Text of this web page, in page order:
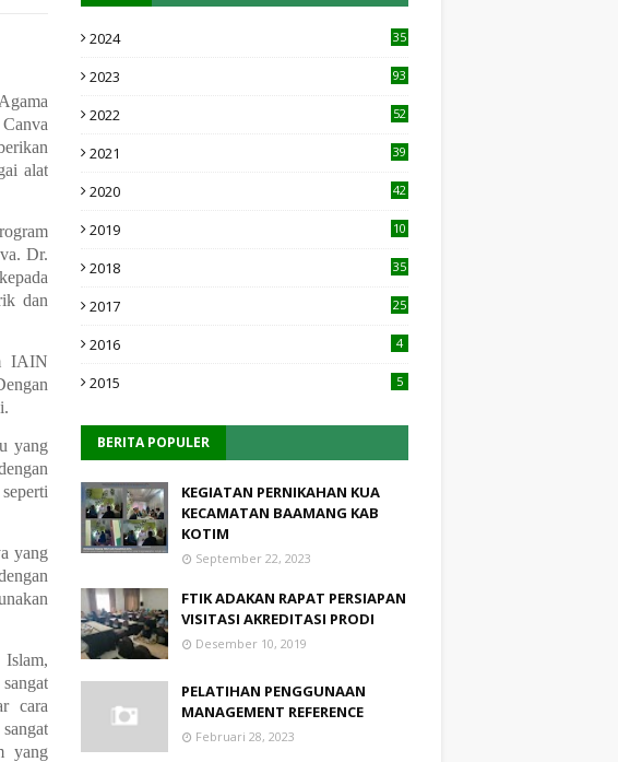
alat
Dr.
dan
IAIN
yang
yang
cara
yang
2024 35
2023 93
2022 52
2021 39
2020 42
2019
10
2018 35
2017 25
2016 4
2015 5
BERITA POPULER
KEGIATAN PERNIKAHAN KUA
KECAMATAN BAAMANG KAB
KOTIM
September 22, 2023
FTIK ADAKAN RAPAT PERSIAPAN
VISITASI AKREDITASI PRODI
Desember 10, 2019
PELATIHAN PENGGUNAAN
MANAGEMENT REFERENCE
Februari 28, 2023